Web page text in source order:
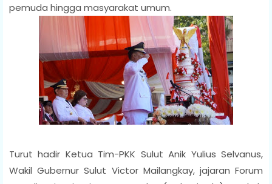
pemuda hingga masyarakat umum.
Turut hadir Ketua Tim-PKK Sulut Anik Yulius Selvanus,
Wakil Gubernur Sulut Victor Mailangkay, jajaran Forum